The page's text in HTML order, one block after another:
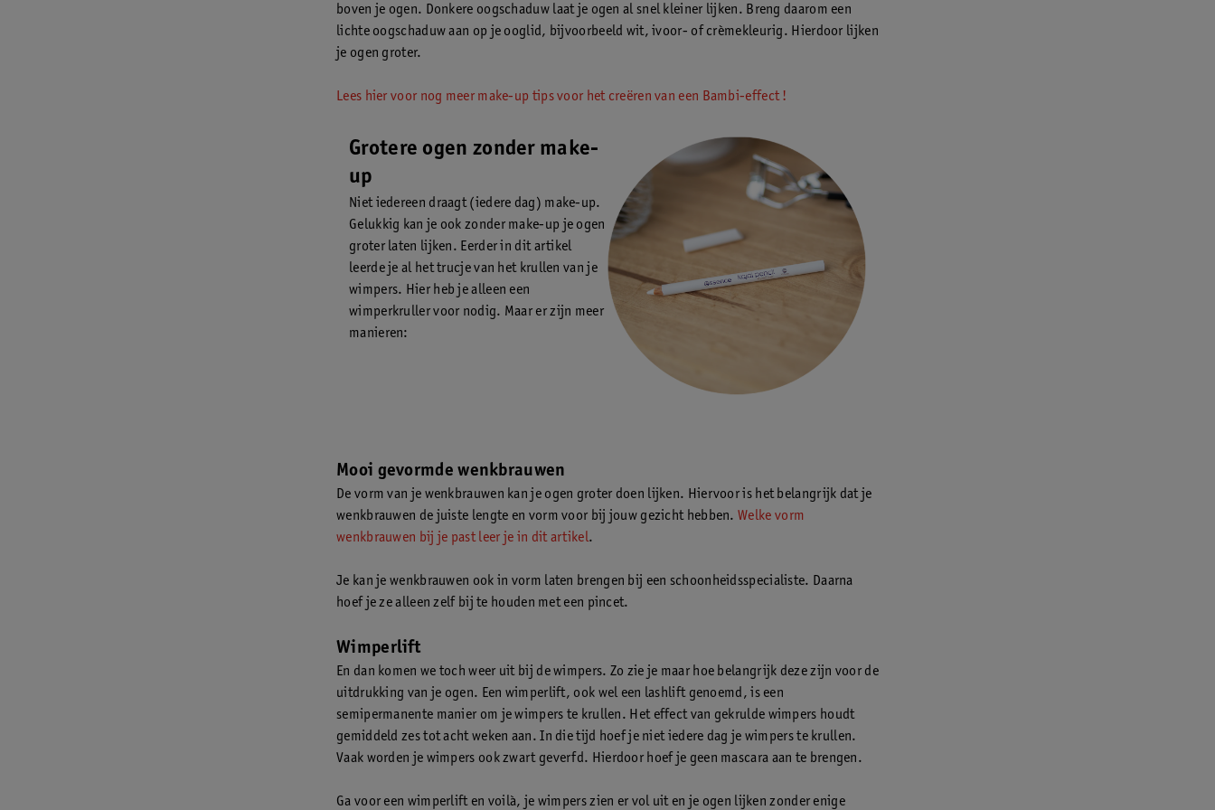
boven je ogen. Donkere oogschaduw laat je ogen al snel kleiner lijken. Breng daarom een
lichte oogschaduw aan op je ooglid, bijvoorbeeld wit, ivoor- of crèmekleurig. Hierdoor lijken
je ogen groter.
Lees hier voor nog meer make-up tips voor het creëren van een Bambi-effect !
Grotere ogen zonder make-
up
Niet iedereen draagt (iedere dag) make-up.
Gelukkig kan je ook zonder make-up je ogen
groter laten lijken. Eerder in dit artikel
leerde je al het trucje van het krullen van je
wimpers. Hier heb je alleen een
wimperkruller voor nodig. Maar er zijn meer
manieren:
Mooi gevormde wenkbrauwen
De vorm van je wenkbrauwen kan je ogen groter doen lijken. Hiervoor is het belangrijk dat je
wenkbrauwen de juiste lengte en vorm voor bij jouw gezicht hebben.Welke vorm
wenkbrauwen bij je past leer je in dit artikel.
Je kan je wenkbrauwen ook in vorm laten brengen bij een schoonheidsspecialiste. Daarna
hoef je ze alleen zelf bij te houden met een pincet.
Wimperlift
En dan komen we toch weer uit bij de wimpers. Zo zie je maar hoe belangrijk deze zijn voor de
uitdrukking van je ogen. Een wimperlift, ook wel een lashlift genoemd, is een
semipermanente manier om je wimpers te krullen. Het effect van gekrulde wimpers houdt
gemiddeld zes tot acht weken aan. In die tijd hoef je niet iedere dag je wimpers te krullen.
Vaak worden je wimpers ook zwart geverfd. Hierdoor hoef je geen mascara aan te brengen.
Ga voor een wimperlift en voilà, je wimpers zien er vol uit en je ogen lijken zonder enige